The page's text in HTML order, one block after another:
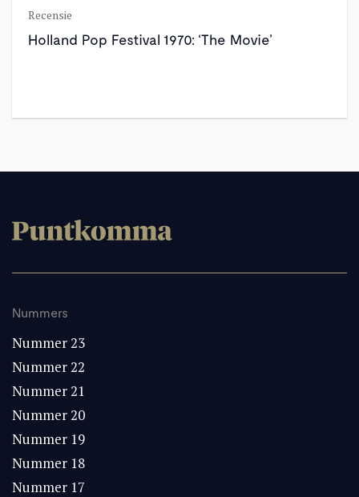
Recensie
Holland Pop Festival 1970: ‘The Movie’
Nummers
Nummer 23
Nummer 22
Nummer 21
Nummer 20
Nummer 19
Nummer 18
Nummer 17